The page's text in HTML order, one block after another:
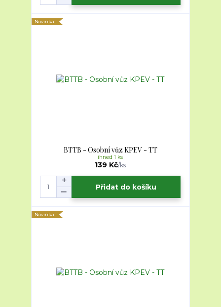
Novinka
BTTB - Osobní vůz KPEV - TT
139 Kč/ks
ihned 1 ks
Přidat do košíku
Novinka